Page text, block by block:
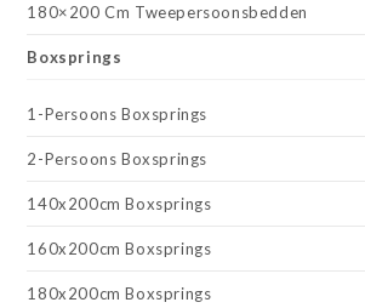
180×200 Cm Tweepersoonsbedden
Boxsprings
1-Persoons Boxsprings
2-Persoons Boxsprings
140x200cm Boxsprings
160x200cm Boxsprings
180x200cm Boxsprings